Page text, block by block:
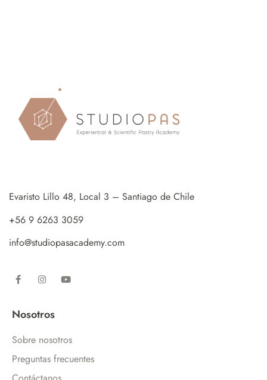
Evaristo Lillo 48, Local 3 – Santiago de Chile
+56 9 6263 3059
info@studiopasacademy.com
Nosotros
Sobre nosotros
Preguntas frecuentes